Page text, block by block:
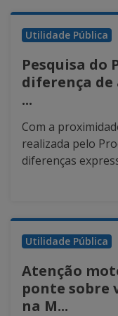
Utilidade Pública
Pesquisa do
diferença de
...
Com a
realizada pelo
diferenças
Utilidade Pública
Atenção
ponte sobre
na M...